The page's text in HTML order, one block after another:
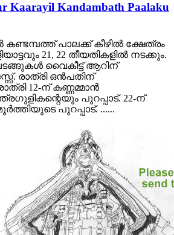
Kaarayil Kandambath Paalaku
പാലക്ക് കീഴില്‍ ക്ഷേത്രം
21, 22 തീയതികളില്‍ നടക്കും.
ചടങ്ങുകള്‍ വൈകീട്ട് ആറിന്
രാത്രി ഒന്‍പതിന്
12-ന് കണ്ണമ്മാന്‍
പുറപ്പാട്. 22-ന്
പുറപ്പാട്. ......